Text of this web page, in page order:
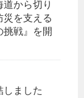
から切り
災を支える
挑戦』を開
しました